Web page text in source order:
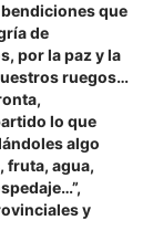
que
de
por la paz y la
ruegos…
lo que
algo
fruta, agua,
y